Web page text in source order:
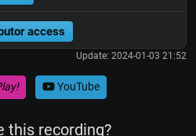
access
Update: 2024-01-03 21:52
YouTube
this recording?